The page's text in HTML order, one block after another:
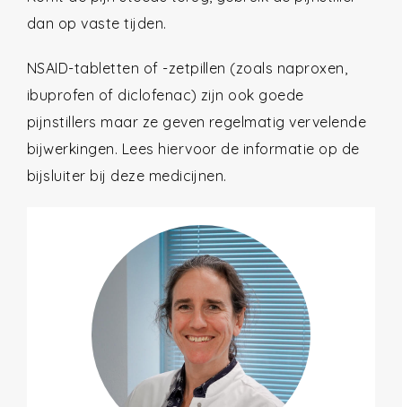
dan op vaste tijden.
NSAID-tabletten of -zetpillen (zoals naproxen,
ibuprofen of diclofenac) zijn ook goede
pijnstillers maar ze geven regelmatig vervelende
bijwerkingen. Lees hiervoor de informatie op de
bijsluiter bij deze medicijnen.